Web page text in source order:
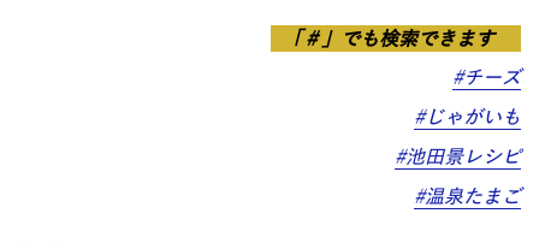
「＃」でも検索できます
#チーズ
#じゃがいも
#池田景レシピ
#温泉たまご